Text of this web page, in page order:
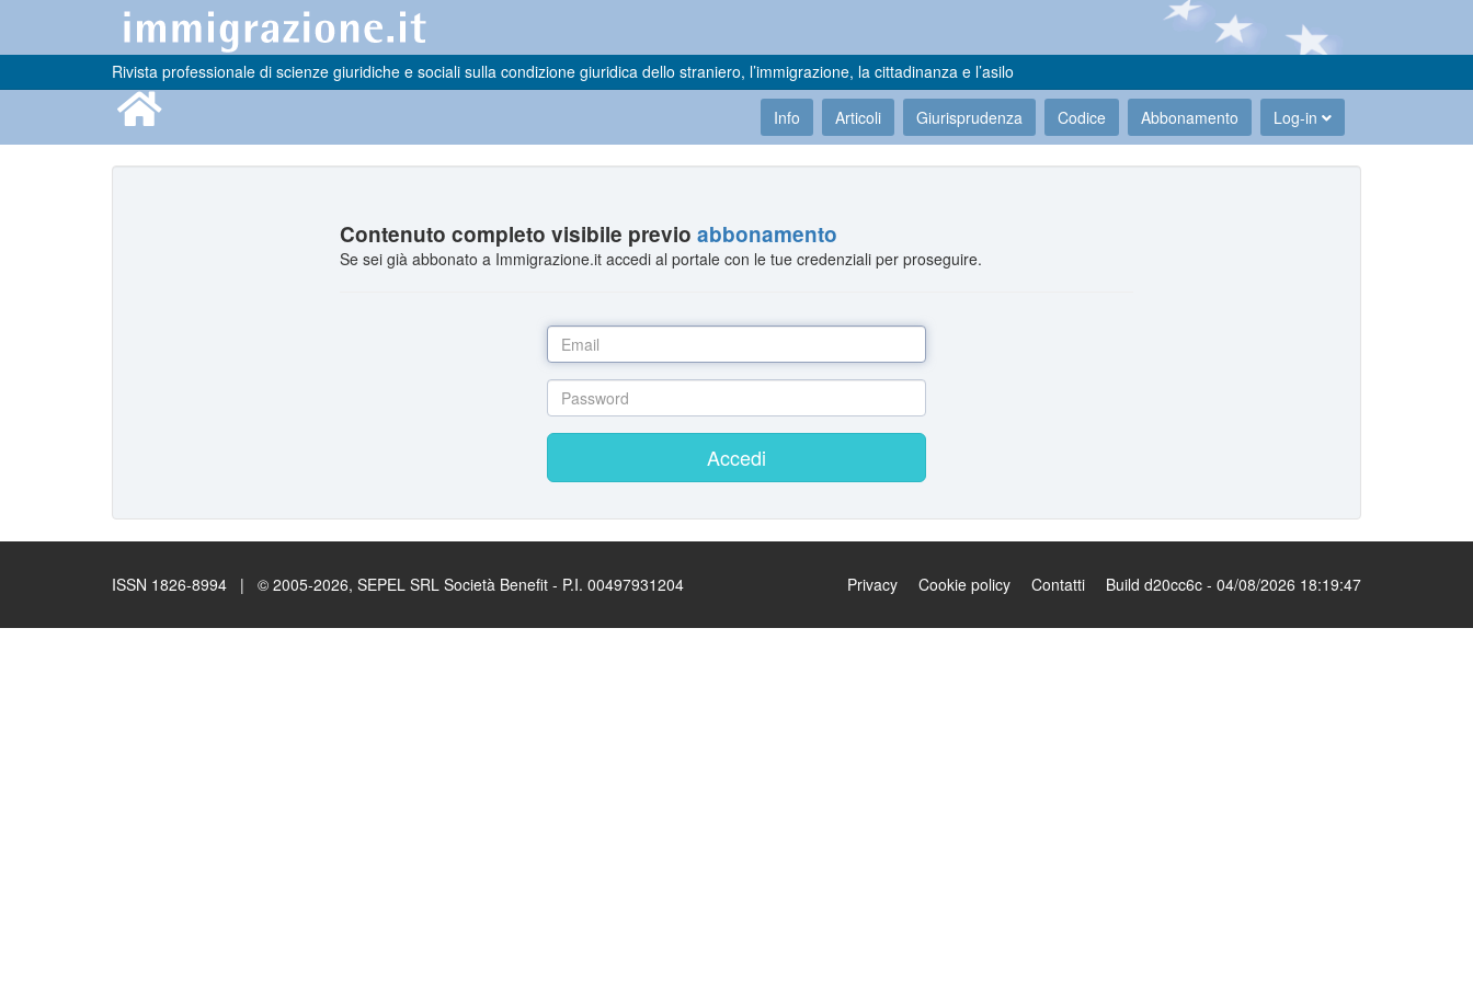
Rivista professionale di scienze giuridiche e sociali sulla condizione giuridica dello straniero, l’immigrazione, la cittadinanza e l’asilo
Info Articoli Giurisprudenza Codice Abbonamento Log-in
Contenuto completo visibile previoabbonamento
Se sei già abbonato a Immigrazione.it accedi al portale con le tue credenziali per proseguire.
Accedi
ISSN 1826-8994 | © 2005-2026, SEPEL SRL Società Benefit - P.I. 00497931204 Privacy Cookie policy Contatti Build d20cc6c - 04/08/2026 18:19:47